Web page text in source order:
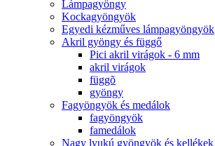
Lámpagyöngy
Kockagyöngyök
Egyedi kézműves lámpagyöngyök
Akril gyöngy és függő
Pici akril virágok - 6 mm
akril virágok
függõ
gyöngy
Fagyöngyök és medálok
fagyöngyök
famedálok
Nagy lyukú gyöngyök és kellékek